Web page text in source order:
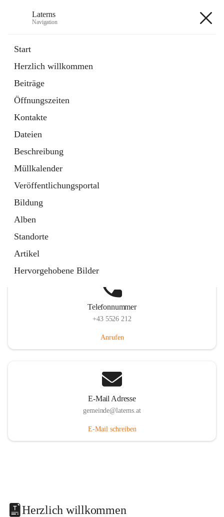
Laterns
Navigation
Start
Herzlich willkommen
Beiträge
Öffnungszeiten
Kontakte
Dateien
Beschreibung
Müllkalender
Veröffentlichungsportal
Bildung
Alben
Standorte
Artikel
Hervorgehobene Bilder
11 Schnellzugriffe
Soziales
1 Schnellzugriff
Telefonnummer
+43 5526 212
Anrufen
E-Mail Adresse
gemeinde@laterns.at
E-Mail schreiben
Herzlich willkommen